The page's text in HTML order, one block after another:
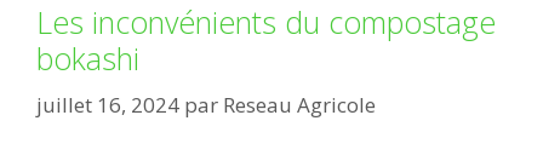
Les inconvénients du compostage
bokashi
juillet 16, 2024 par Reseau Agricole